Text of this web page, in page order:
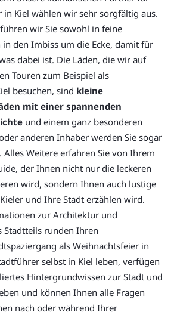
in Kiel wählen wir sehr sorgfältig aus.
wir Sie sowohl in feine
in den Imbiss um die Ecke, damit für
dabei ist. Die Läden, die wir auf
Touren zum Beispiel als
besuchen, sind kleine
mit einer spannenden
und einem ganz besonderen
anderen Inhaber werden Sie sogar
Alles Weitere erfahren Sie von Ihrem
der Ihnen nicht nur die leckeren
wird, sondern Ihnen auch lustige
und Ihre Stadt erzählen wird.
zur Architektur und
Stadtteils runden Ihren
als Weihnachtsfeier in
selbst in Kiel leben, verfügen
Hintergrundwissen zur Stadt und
und können Ihnen alle Fragen
nach oder während Ihrer